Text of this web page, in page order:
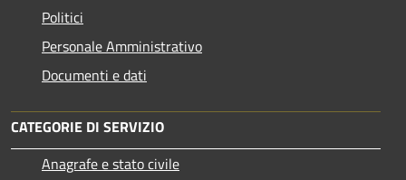
Politici
Personale Amministrativo
Documenti e dati
CATEGORIE DI SERVIZIO
Anagrafe e stato civile